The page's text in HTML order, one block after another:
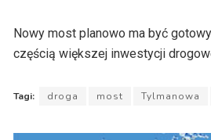
Nowy most planowo ma być
częścią większej inwestycji
Tagi: droga most Tylmanowa